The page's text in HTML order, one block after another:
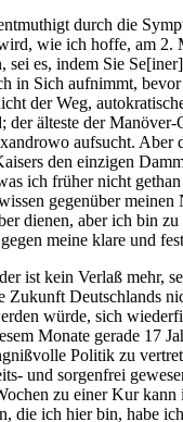
durch die
wie ich hoffe, am
es, indem Sie
in Sich aufnimmt,
der Weg,
älteste der
aufsucht.
den einzigen
ich früher nicht
gegenüber
dienen, aber ich bin
meine klare und
ist kein Verlaß
Deutschlands
würde, sich
Monate gerade
Politik zu
und sorgenfrei
zu einer Kur
die ich hier bin, habe